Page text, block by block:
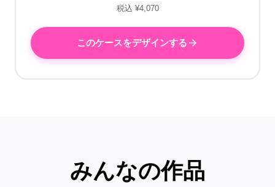
税込 ¥4,070
このケースをデザインする
みんなの作品